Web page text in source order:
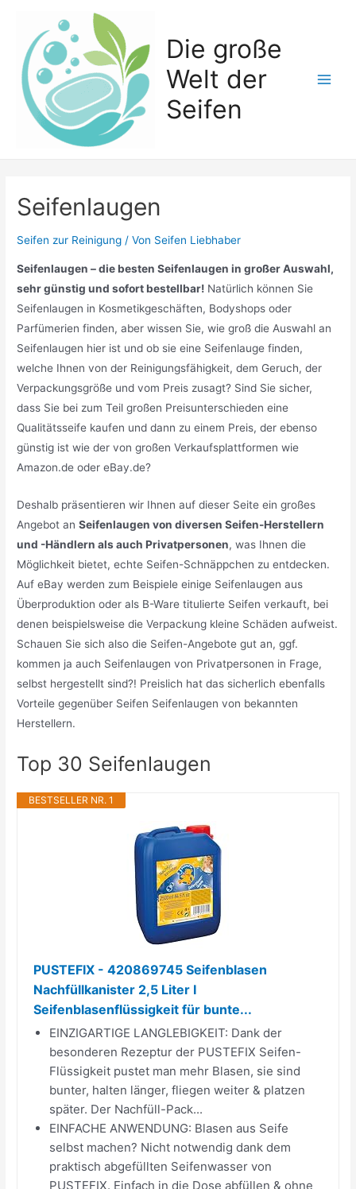
springen
Die große
Welt der
Seifen
Seifenlaugen
Seifen zur Reinigung / Von Seifen Liebhaber
Seifenlaugen – die besten Seifenlaugen in großer Auswahl,
sehr günstig und sofort bestellbar! Natürlich können Sie
Seifenlaugen in Kosmetikgeschäften, Bodyshops oder
Parfümerien finden, aber wissen Sie, wie groß die Auswahl an
Seifenlaugen hier ist und ob sie eine Seifenlauge finden,
welche Ihnen von der Reinigungsfähigkeit, dem Geruch, der
Verpackungsgröße und vom Preis zusagt? Sind Sie sicher,
dass Sie bei zum Teil großen Preisunterschieden eine
Qualitätsseife kaufen und dann zu einem Preis, der ebenso
günstig ist wie der von großen Verkaufsplattformen wie
Amazon.de oder eBay.de?
Deshalb präsentieren wir Ihnen auf dieser Seite ein großes
Angebot anSeifenlaugen von diversen Seifen-Herstellern
und -Händlern als auch Privatpersonen, was Ihnen die
Möglichkeit bietet, echte Seifen-Schnäppchen zu entdecken.
Auf eBay werden zum Beispiele einige Seifenlaugen aus
Überproduktion oder als B-Ware titulierte Seifen verkauft, bei
denen beispielsweise die Verpackung kleine Schäden aufweist.
Schauen Sie sich also die Seifen-Angebote gut an, ggf.
kommen ja auch Seifenlaugen von Privatpersonen in Frage,
selbst hergestellt sind?! Preislich hat das sicherlich ebenfalls
Vorteile gegenüber Seifen Seifenlaugen von bekannten
Herstellern.
Top 30 Seifenlaugen
BESTSELLER NR. 1
PUSTEFIX - 420869745 Seifenblasen
Nachfüllkanister 2,5 Liter I
Seifenblasenflüssigkeit für bunte...
EINZIGARTIGE LANGLEBIGKEIT: Dank der
besonderen Rezeptur der PUSTEFIX Seifen-
Flüssigkeit pustet man mehr Blasen, sie sind
bunter, halten länger, fliegen weiter & platzen
später. Der Nachfüll-Pack...
EINFACHE ANWENDUNG: Blasen aus Seife
selbst machen? Nicht notwendig dank dem
praktisch abgefüllten Seifenwasser von
PUSTEFIX. Einfach in die Dose abfüllen & ohne